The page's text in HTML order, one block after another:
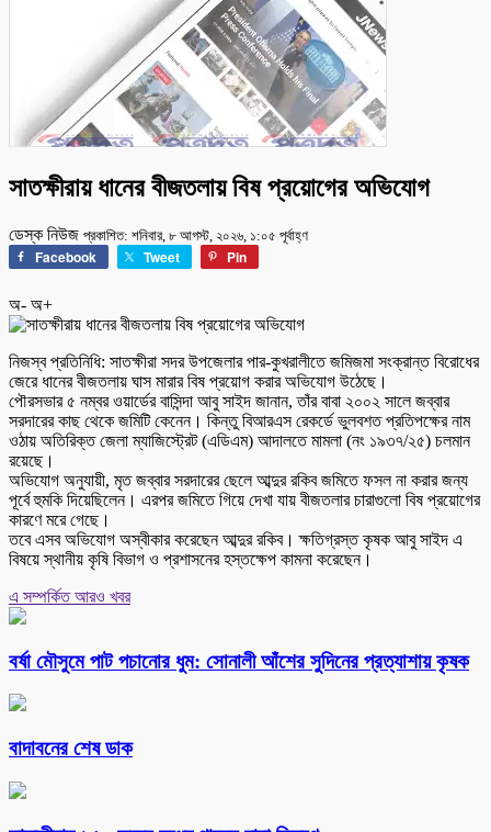
সাতক্ষীরায় ধানের বীজতলায় বিষ প্রয়োগের অভিযোগ
ডেস্ক নিউজ প্রকাশিত: শনিবার, ৮ আগস্ট, ২০২৬, ১:০৫ পূর্বাহ্ণ
Facebook Tweet Pin
অ- অ+
নিজস্ব প্রতিনিধি: সাতক্ষীরা সদর উপজেলার পার-কুখরালীতে জমিজমা সংক্রান্ত বিরোধের
জেরে ধানের বীজতলায় ঘাস মারার বিষ প্রয়োগ করার অভিযোগ উঠেছে।
পৌরসভার ৫ নম্বর ওয়ার্ডের বাসিন্দা আবু সাইদ জানান, তাঁর বাবা ২০০২ সালে জব্বার
সরদারের কাছ থেকে জমিটি কেনেন। কিন্তু বিআরএস রেকর্ডে ভুলবশত প্রতিপক্ষের নাম
ওঠায় অতিরিক্ত জেলা ম্যাজিস্ট্রেট (এডিএম) আদালতে মামলা (নং ১৯৩৭/২৫) চলমান
রয়েছে।
অভিযোগ অনুযায়ী, মৃত জব্বার সরদারের ছেলে আব্দুর রকিব জমিতে ফসল না করার জন্য
পূর্বে হুমকি দিয়েছিলেন। এরপর জমিতে গিয়ে দেখা যায় বীজতলার চারাগুলো বিষ প্রয়োগের
কারণে মরে গেছে।
তবে এসব অভিযোগ অস্বীকার করেছেন আব্দুর রকিব। ক্ষতিগ্রস্ত কৃষক আবু সাইদ এ
বিষয়ে স্থানীয় কৃষি বিভাগ ও প্রশাসনের হস্তক্ষেপ কামনা করেছেন।
এ সম্পর্কিত আরও খবর
বর্ষা মৌসুমে পাট পচানোর ধুম: সোনালী আঁশের সুদিনের প্রত্যাশায় কৃষক
বাদাবনের শেষ ডাক